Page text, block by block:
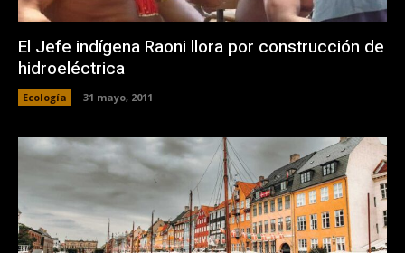
El Jefe indígena Raoni llora por construcción de
hidroeléctrica
Ecología 31 mayo, 2011